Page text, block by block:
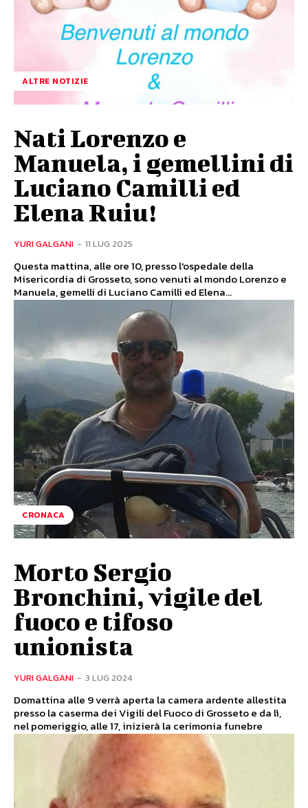
ALTRE NOTIZIE
Nati Lorenzo e
Manuela, i gemellini di
Luciano Camilli ed
Elena Ruiu!
YURI GALGANI - 11 LUG 2025
Questa mattina, alle ore 10, presso l'ospedale della
Misericordia di Grosseto, sono venuti al mondo Lorenzo e
Manuela, gemelli di Luciano Camilli ed Elena...
CRONACA
Morto Sergio
Bronchini, vigile del
fuoco e tifoso
unionista
YURI GALGANI - 3 LUG 2024
Domattina alle 9 verrà aperta la camera ardente allestita
presso la caserma dei Vigili del Fuoco di Grosseto e da lì,
nel pomeriggio, alle 17, inizierà la cerimonia funebre